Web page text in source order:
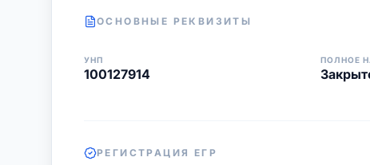
ОСНОВНЫЕ РЕКВИЗИТЫ
УНП
100127914
ПОЛНОЕ
РЕГИСТРАЦИЯ ЕГР